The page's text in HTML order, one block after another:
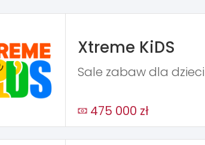
Xtreme KiDS
Sale zabaw dla dzieci
475 000 zł